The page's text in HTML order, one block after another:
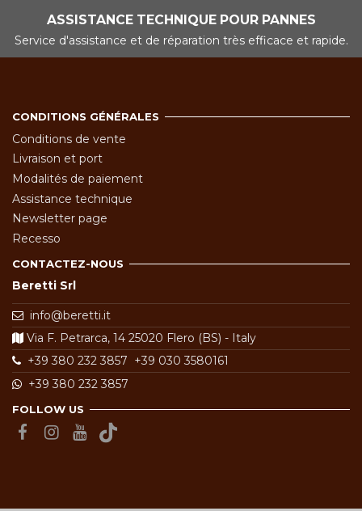
ASSISTANCE TECHNIQUE POUR PANNES
Service d'assistance et de réparation très efficace et rapide.
CONDITIONS GÉNÉRALES
Conditions de vente
Livraison et port
Modalités de paiement
Assistance technique
Newsletter page
Recesso
CONTACTEZ-NOUS
Beretti Srl
info@beretti.it
Via F. Petrarca, 14 25020 Flero (BS) - Italy
+39 380 232 3857 +39 030 3580161
+39 380 232 3857
FOLLOW US